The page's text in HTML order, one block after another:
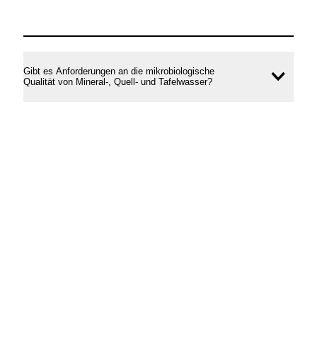
Gibt es Anforderungen an die mikrobiologische
Qualität von Mineral-, Quell- und Tafelwasser?